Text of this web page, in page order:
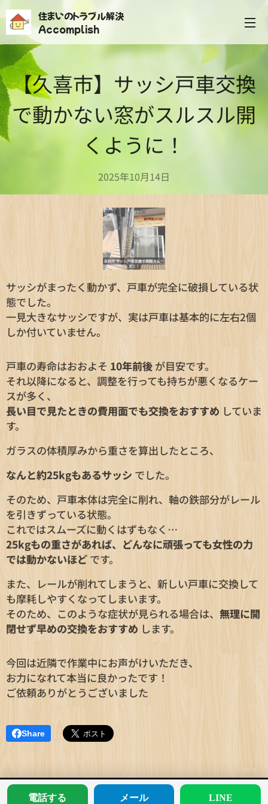
電話する メール LINE
住まいのトラブル解決
Accomplish
【久喜市】サッシ戸車交換
で動かない窓がスルスル開
くように！
2025年10月14日
サッシがまったく動かず、戸車が完全に破損している状
態でした。
一見大きなサッシですが、実は戸車は基本的に左右2個
しか付いていません。
戸車の寿命はおおよそ 10年前後 が目安です。
それ以降になると、調整を行っても持ちが悪くなるケー
スが多く、
長い目で見たときの費用面でも交換をおすすめ していま
す。
ガラスの体積厚みから重さを算出したところ、
なんと約25kgもあるサッシ でした。
そのため、戸車本体は完全に削れ、軸の鉄部分がレール
を引きずっている状態。
これではスムーズに動くはずもなく…
25kgもの重さがあれば、どんなに頑張っても女性の力
では動かないほど です。
また、レールが削れてしまうと、新しい戸車に交換して
も摩耗しやすくなってしまいます。
そのため、このような症状が見られる場合は、 無理に開
閉せず早めの交換をおすすめ します。
今回は近隣で作業中にお声がけいただき、
お力になれて本当に良かったです！
ご依頼ありがとうございました😊
Share